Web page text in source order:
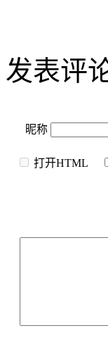
发表评
昵称
打开HTML